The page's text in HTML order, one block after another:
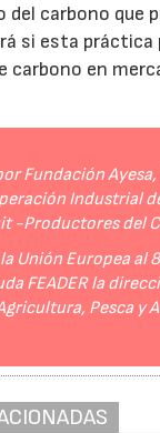
carbono que
si esta
carbono en
Fundación
Industrial
-Productores del
Unión Europea al
FEADER la
Pesca y